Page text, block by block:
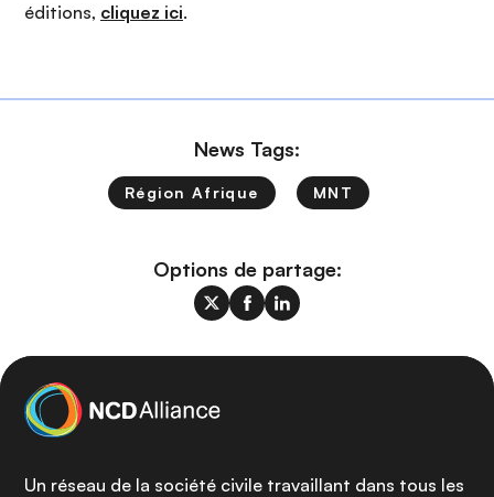
éditions, cliquez ici.
News Tags:
Région Afrique MNT
Options de partage:
Un réseau de la société civile travaillant dans tous les